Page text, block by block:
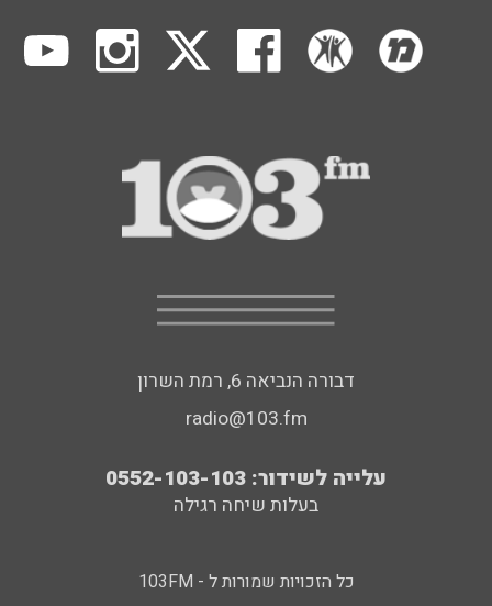
דבורה הנביאה 6, רמת השרון
radio@103.fm
עלייה לשידור: 0552-103-103
בעלות שיחה רגילה
כל הזכויות שמורות ל - 103FM